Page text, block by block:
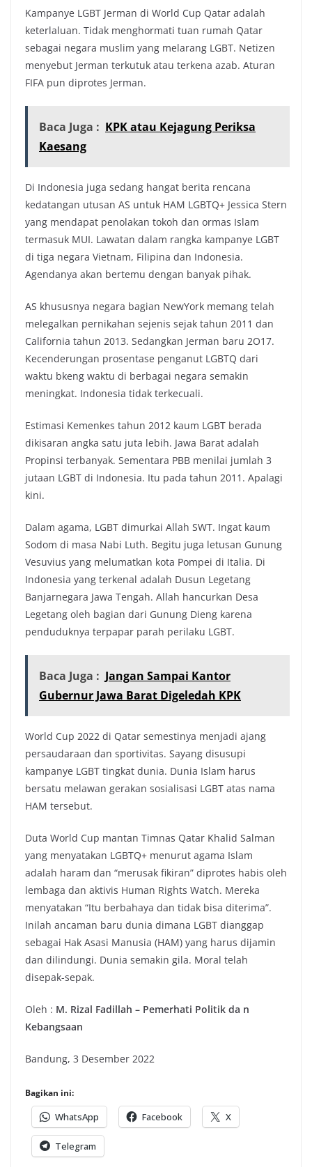
Kampanye LGBT Jerman di World Cup Qatar adalah
keterlaluan. Tidak menghormati tuan rumah Qatar
sebagai negara muslim yang melarang LGBT. Netizen
menyebut Jerman terkutuk atau terkena azab. Aturan
FIFA pun diprotes Jerman.
Baca Juga : KPK atau Kejagung Periksa
Kaesang
Di Indonesia juga sedang hangat berita rencana
kedatangan utusan AS untuk HAM LGBTQ+ Jessica Stern
yang mendapat penolakan tokoh dan ormas Islam
termasuk MUI. Lawatan dalam rangka kampanye LGBT
di tiga negara Vietnam, Filipina dan Indonesia.
Agendanya akan bertemu dengan banyak pihak.
AS khususnya negara bagian NewYork memang telah
melegalkan pernikahan sejenis sejak tahun 2011 dan
California tahun 2013. Sedangkan Jerman baru 2O17.
Kecenderungan prosentase penganut LGBTQ dari
waktu bkeng waktu di berbagai negara semakin
meningkat. Indonesia tidak terkecuali.
Estimasi Kemenkes tahun 2012 kaum LGBT berada
dikisaran angka satu juta lebih. Jawa Barat adalah
Propinsi terbanyak. Sementara PBB menilai jumlah 3
jutaan LGBT di Indonesia. Itu pada tahun 2011. Apalagi
kini.
Dalam agama, LGBT dimurkai Allah SWT. Ingat kaum
Sodom di masa Nabi Luth. Begitu juga letusan Gunung
Vesuvius yang melumatkan kota Pompei di Italia. Di
Indonesia yang terkenal adalah Dusun Legetang
Banjarnegara Jawa Tengah. Allah hancurkan Desa
Legetang oleh bagian dari Gunung Dieng karena
penduduknya terpapar parah perilaku LGBT.
Baca Juga : Jangan Sampai Kantor
Gubernur Jawa Barat Digeledah KPK
World Cup 2022 di Qatar semestinya menjadi ajang
persaudaraan dan sportivitas. Sayang disusupi
kampanye LGBT tingkat dunia. Dunia Islam harus
bersatu melawan gerakan sosialisasi LGBT atas nama
HAM tersebut.
Duta World Cup mantan Timnas Qatar Khalid Salman
yang menyatakan LGBTQ+ menurut agama Islam
adalah haram dan “merusak fikiran” diprotes habis oleh
lembaga dan aktivis Human Rights Watch. Mereka
menyatakan “Itu berbahaya dan tidak bisa diterima”.
Inilah ancaman baru dunia dimana LGBT dianggap
sebagai Hak Asasi Manusia (HAM) yang harus dijamin
dan dilindungi. Dunia semakin gila. Moral telah
disepak-sepak.
Oleh : M. Rizal Fadillah – Pemerhati Politik da n
Kebangsaan
Bandung, 3 Desember 2022
Bagikan ini:
WhatsApp Facebook X
Telegram